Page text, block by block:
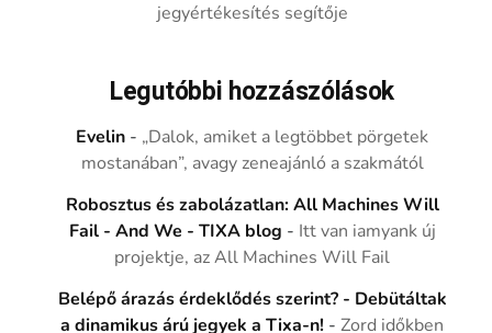
jegyértékesítés segítője
Legutóbbi hozzászólások
Evelin - „Dalok, amiket a legtöbbet pörgetek
mostanában”, avagy zeneajánló a szakmától
Robosztus és zabolázatlan: All Machines Will
Fail - And We - TIXA blog - Itt van iamyank új
projektje, az All Machines Will Fail
Belépő árazás érdeklődés szerint? - Debütáltak
a dinamikus árú jegyek a Tixa-n! -Zord időkben